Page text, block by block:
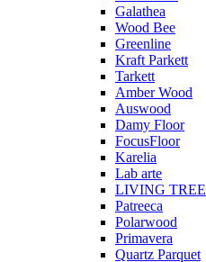
Galathea
Wood Bee
Greenline
Kraft Parkett
Tarkett
Amber Wood
Auswood
Damy Floor
FocusFloor
Karelia
Lab arte
LIVING TREE
Patreeca
Polarwood
Primavera
Quartz Parquet